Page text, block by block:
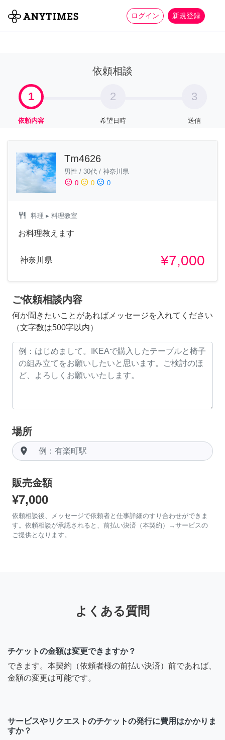
ログイン 新規登録
全て 家事 more_horiz
依頼相談
1
依頼内容
2
希望日時
3
送信
Tm4626
男性 / 30代 / 神奈川県
sentiment_satisfied 0 sentiment_neutral 0 sentiment_dissatisfied 0
restaurant 料理 ▸ 料理教室
お料理教えます
神奈川県 ¥7,000
ご依頼相談内容
何か聞きたいことがあればメッセージを入れてください
（文字数は500字以内）
場所
room
販売金額
¥7,000
依頼相談後、メッセージで依頼者と仕事詳細のすり合わせができま
す。依頼相談が承認されると、前払い決済（本契約）→サービスの
ご提供となります。
よくある質問
チケットの金額は変更できますか？
できます。本契約（依頼者様の前払い決済）前であれば、
金額の変更は可能です。
サービスやリクエストのチケットの発行に費用はかかりま
すか？